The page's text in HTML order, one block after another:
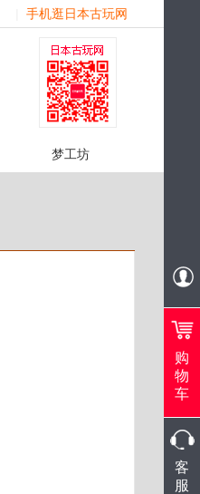
手机逛日本古玩网
梦工坊
购
物
车
客
服
微
信